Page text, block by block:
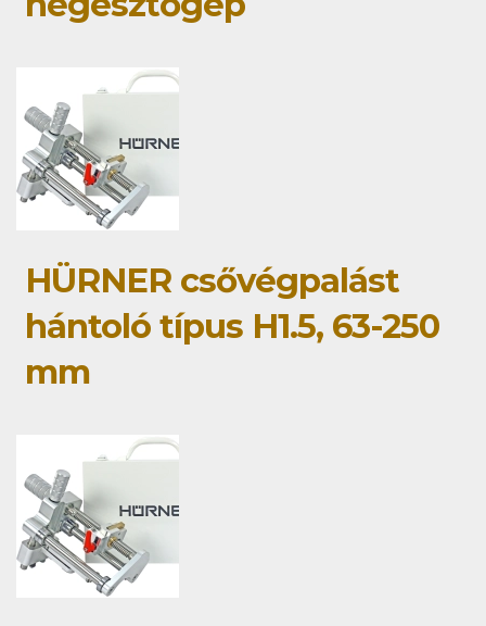
HÜRNER csővégpalást
hántoló típus H1.5, 63-250
mm